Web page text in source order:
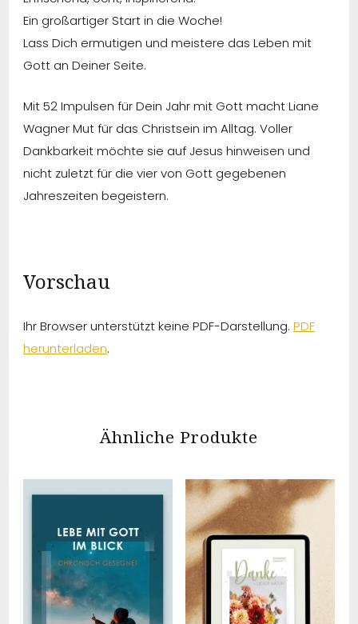
Ein großartiger Start in die Woche!
Lass Dich ermutigen und meistere das Leben mit
Gott an Deiner Seite.
Mit 52 Impulsen für Dein Jahr mit Gott macht Liane
Wagner Mut für das Christsein im Alltag. Voller
Dankbarkeit möchte sie auf Jesus hinweisen und
nicht zuletzt für die vier von Gott gegebenen
Jahreszeiten begeistern.
Vorschau
Ihr Browser unterstützt keine PDF-Darstellung. PDF
herunterladen.
Ähnliche Produkte